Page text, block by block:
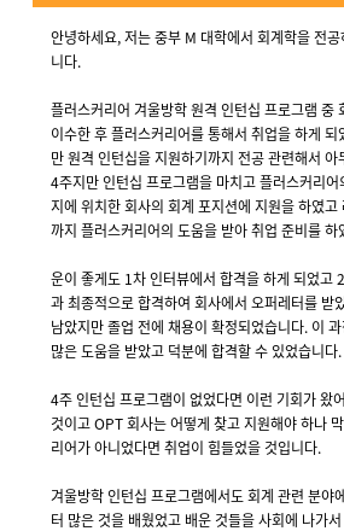
안녕하세요,저는 중부 M 대학에서 회계학을 전
니다.
플러스커리어 겨울방학 원격 인턴십 프로그램 중
이수한 후 플러스커리어를 통해서 취업을 하게
만 원격 인턴십을 지원하기까지 전공 관련해서
4주지만 인턴십 프로그램을 마치고 플러스커리
지에 위치한 회사의 회계 포지션에 지원을 하였
까지 플러스커리어의 도움을 받아 취업 준비를 하
운이 좋게도 1차 인터뷰에서 합격을 하게 되었고
과 최종적으로 합격하여 회사에서 오퍼레터를 받
남았지만 졸업 전에 채용이 확정되었습니다. 이
많은 도움을 받았고 덕분에 합격할 수 있었습니다.
4주 인턴십 프로그램이 없었다면 이런 기회가 왔
것이고 OPT 회사는 어떻게 찾고 지원해야 하나
리어가 아니었다면 취업이 힘들었을 것입니다.
겨울방학 인턴십 프로그램에서도 회계 관련 분야
터 많은 것을 배웠었고 배운 것들을 사회에 나가